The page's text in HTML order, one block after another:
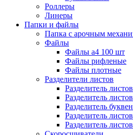
Роллеры
Линеры
Папки и файлы
Папка с арочным
Файлы
Файлы а4 100 шт
Файлы рифленые
Файлы плотные
Разделители листов
Разделитель
Разделитель
Разделитель
Разделитель
Разделитель